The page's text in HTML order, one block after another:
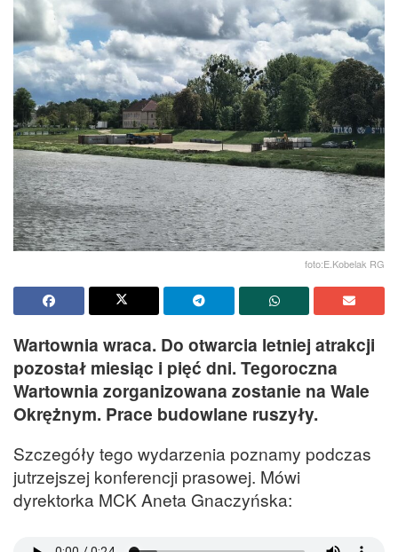
foto:E.Kobelak RG
Wartownia wraca. Do otwarcia letniej atrakcji
pozostał miesiąc i pięć dni. Tegoroczna
Wartownia zorganizowana zostanie na Wale
Okrężnym. Prace budowlane ruszyły.
Szczegóły tego wydarzenia poznamy podczas
jutrzejszej konferencji prasowej. Mówi
dyrektorka MCK Aneta Gnaczyńska: